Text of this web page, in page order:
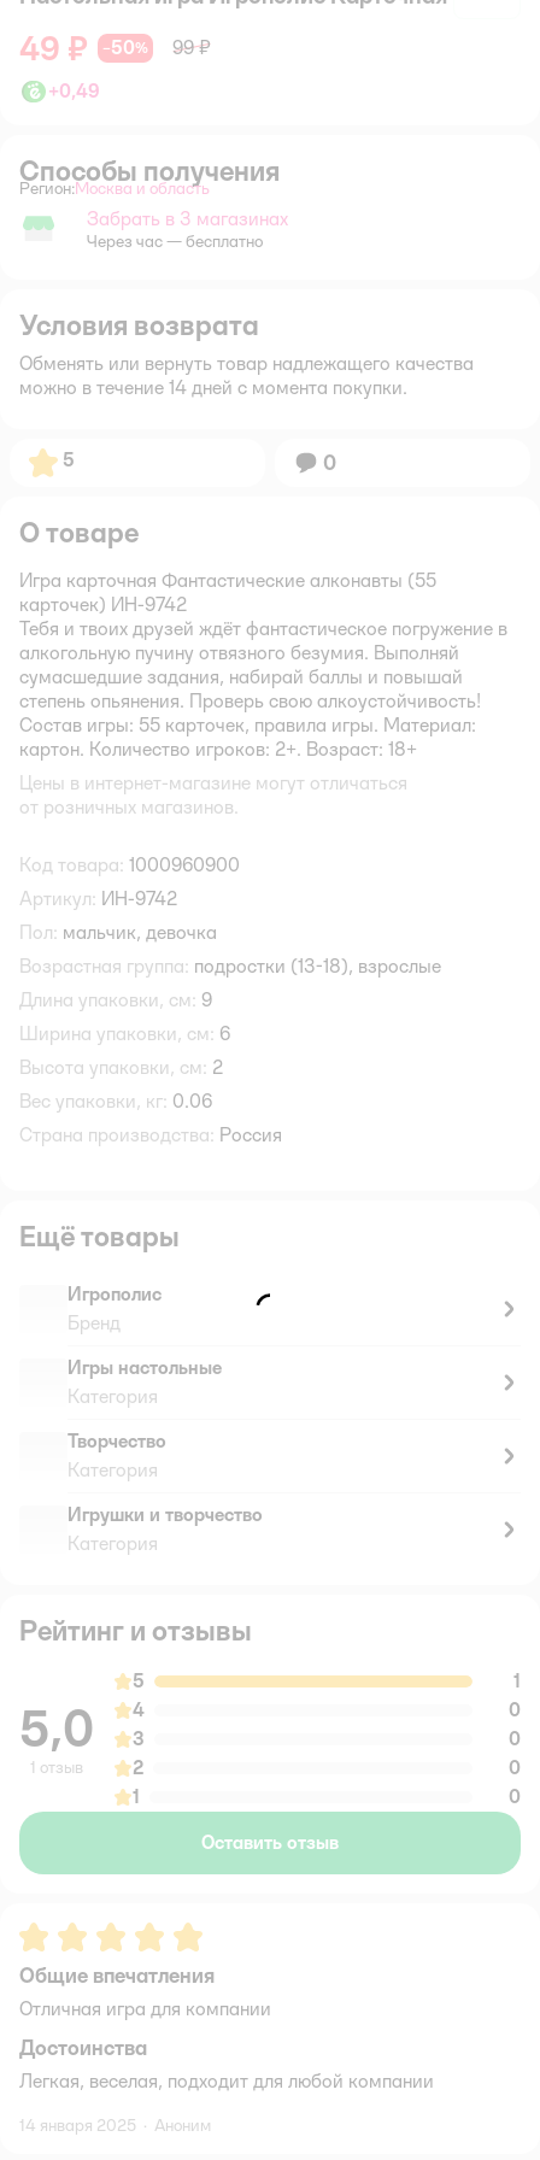
49 ₽ −50%
99 ₽
+0,49
Способы получения
Регион: Выбор адреса доставки.
Москва и область
Забрать в магазине
Забрать в 3 магазинах
Через час — бесплатно
Условия возврата
Обменять или вернуть товар надлежащего качества
можно в течение 14 дней с момента покупки.
Рейтинг:
5 Вопросов:
0
О товаре
Игра карточная Фантастические алконавты (55
карточек) ИН-9742
Тебя и твоих друзей ждёт фантастическое погружение в
алкогольную пучину отвязного безумия. Выполняй
сумасшедшие задания, набирай баллы и повышай
степень опьянения. Проверь свою алкоустойчивость!
Состав игры: 55 карточек, правила игры. Материал:
картон. Количество игроков: 2+. Возраст: 18+
Цены в интернет-магазине могут отличаться
от розничных магазинов.
Код товара: 1000960900
Артикул: ИН-9742
Пол: мальчик, девочка
Возрастная группа: подростки (13-18), взрослые
Длина упаковки, см: 9
Ширина упаковки, см: 6
Высота упаковки, см: 2
Вес упаковки, кг: 0.06
Страна производства: Россия
Ещё товары
Игрополис
Бренд
Игры настольные
Категория
Творчество
Категория
Игрушки и творчество
Категория
Рейтинг и отзывы
5,0
1 отзыв
5
1
4
0
3
0
2
0
1
0
Оставить отзыв
Рейтинг:5
Общие впечатления
Отличная игра для компании
Достоинства
Легкая, веселая, подходит для любой компании
14 января 2025 · Аноним